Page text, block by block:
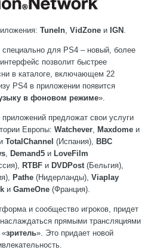
TuneIn VidZone и IGN
специально для PS4 – новый, более
позволит быстрее
в каталоге, включающем 22
PS4 в приложении появится
в фоновом режиме».
предложат свои услуги
Европы: Watchever Maxdome и
и TotalChannel (Испания),
BBC
Demand5 и LoveFilm
RTBF и DVDPost (Бельгия),
Pathe (Нидерланды), Viaplay
и GameOne (Франция).
и сообщество игроков, придет
прямыми трансляциями
«зритель». Это придает новой